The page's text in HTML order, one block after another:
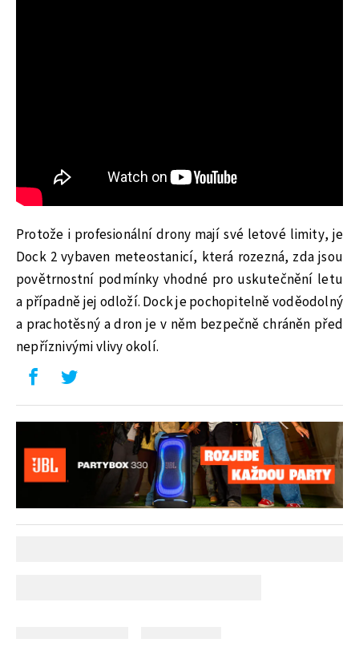
Protože i profesionální drony mají své letové limity, je
Dock 2 vybaven meteostanicí, která rozezná, zda jsou
povětrnostní podmínky vhodné pro uskutečnění letu
a případně jej odloží. Dock je pochopitelně voděodolný
a prachotěsný a dron je v něm bezpečně chráněn před
nepříznivými vlivy okolí.